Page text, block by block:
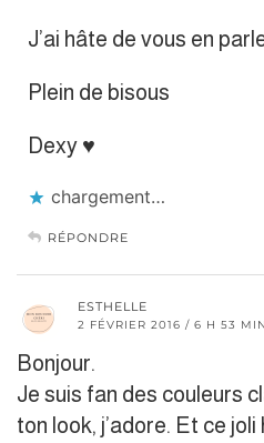
J’ai hâte de vous en
Plein de bisous
Dexy ♥
chargement…
RÉPONDRE
ESTHELLE
2 FÉVRIER 2016 / 6 H 53 MIN
Bonjour.
Je suis fan des couleurs
ton look, j’adore. Et ce